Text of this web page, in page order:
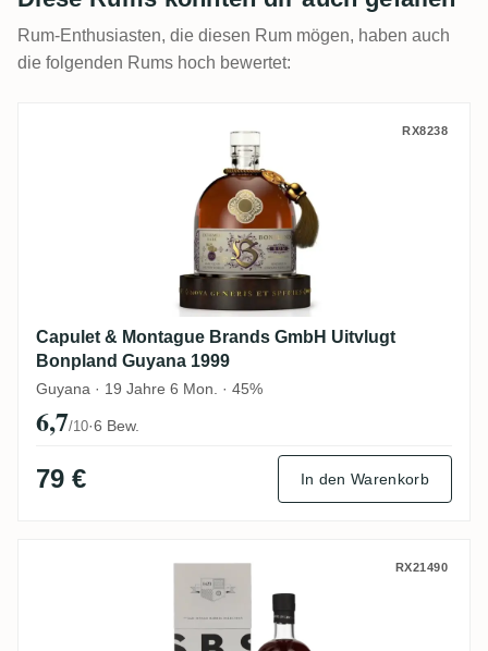
Rum-Enthusiasten, die diesen Rum mögen, haben auch
die folgenden Rums hoch bewertet:
Capulet & Montague Brands GmbHRX8238
Capulet & Montague Brands GmbH Uitvlugt
Bonpland Guyana 1999
Guyana · 19 Jahre 6 Mon. · 45%
6,7/10·6 Bew.
79 € In den Warenkorb
S.B.S Ecuador 2016 RX21490